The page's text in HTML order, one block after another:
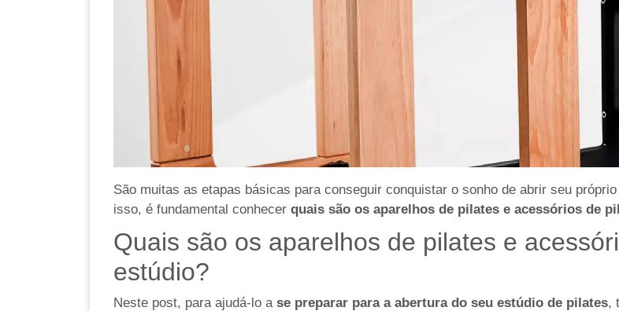
São muitas as etapas básicas para conseguir conquistar o sonho de abrir seu
isso, é fundamental conhecer quais são os aparelhos de pilates e acessórios de
Quais são os aparelhos de pilates e
estúdio?
Neste post, para ajudá-lo ase preparar para a abertura do seu estúdio de pilates,